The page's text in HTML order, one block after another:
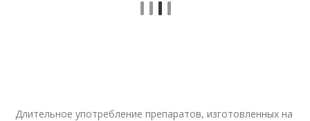
Длительное употребление препаратов, изготовленных на